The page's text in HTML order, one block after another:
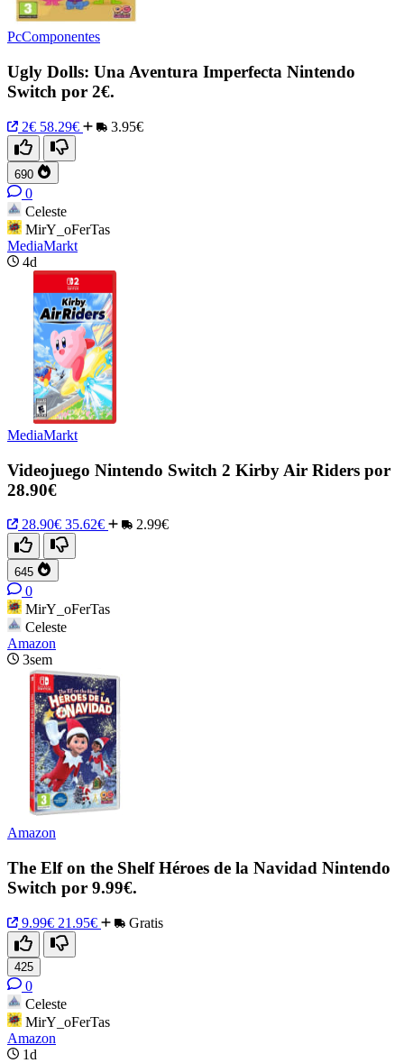
PcComponentes
Ugly Dolls: Una Aventura Imperfecta Nintendo
Switch por 2€.
2€ 58.29€ 3.95€
690
0
Celeste
MirY_oFerTas
MediaMarkt
4d
MediaMarkt
Videojuego Nintendo Switch 2 Kirby Air Riders por
28.90€
28.90€ 35.62€ 2.99€
645
0
MirY_oFerTas
Celeste
Amazon
3sem
Amazon
The Elf on the Shelf Héroes de la Navidad Nintendo
Switch por 9.99€.
9.99€ 21.95€ Gratis
425
0
Celeste
MirY_oFerTas
Amazon
1d